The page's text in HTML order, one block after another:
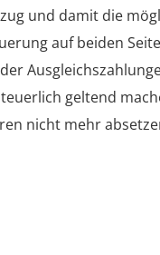
und damit die
auf beiden
geltend
nicht mehr